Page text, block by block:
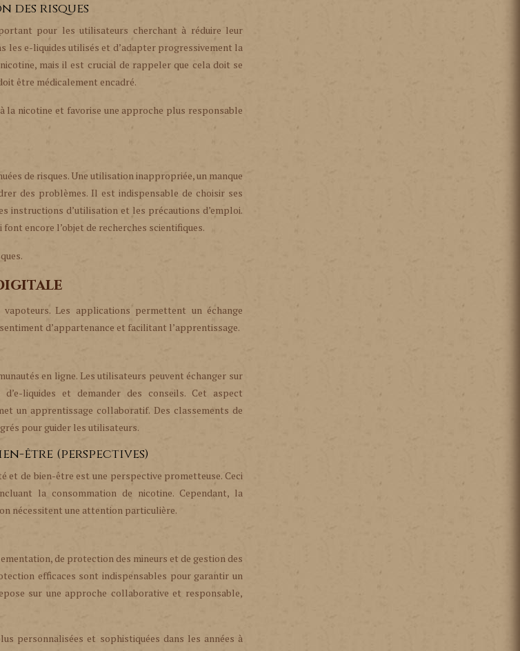
des risques
pour les utilisateurs cherchant à réduire leur
les e-liquides utilisés et d’adapter progressivement la
mais il est crucial de rappeler que cela doit se
être médicalement encadré.
la nicotine et favorise une approche plus responsable
de risques. Une utilisation inappropriée, un manque
des problèmes. Il est indispensable de choisir ses
instructions d’utilisation et les précautions d’emploi.
encore l’objet de recherches scientifiques.
Les applications permettent un échange
d’appartenance et facilitant l’apprentissage.
en ligne. Les utilisateurs peuvent échanger sur
liquides et demander des conseils. Cet aspect
un apprentissage collaboratif. Des classements de
pour guider les utilisateurs.
être (perspectives)
et de bien-être est une perspective prometteuse. Ceci
la consommation de nicotine. Cependant, la
nécessitent une attention particulière.
de protection des mineurs et de gestion des
efficaces sont indispensables pour garantir un
sur une approche collaborative et responsable,
personnalisées et sophistiquées dans les années à